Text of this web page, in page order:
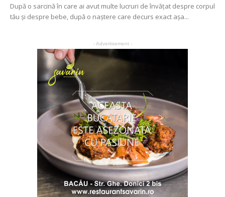
După o sarcină în care ai avut multe lucruri de învățat despre corpul
tău și despre bebe, după o naștere care decurs exact așa...
- Advertisement -